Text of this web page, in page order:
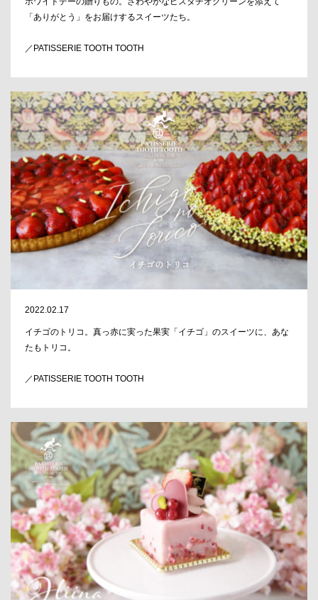
「ありがとう」をお届けするスイーツたち。
／PATISSERIE TOOTH TOOTH
2022.02.17
イチゴのトリコ。真っ赤に実った果実「イチゴ」のスイーツに、あな
たもトリコ。
／PATISSERIE TOOTH TOOTH